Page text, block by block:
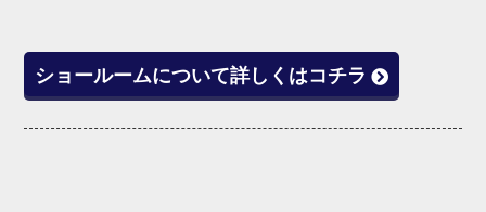
ショールームについて詳しくはコチラ